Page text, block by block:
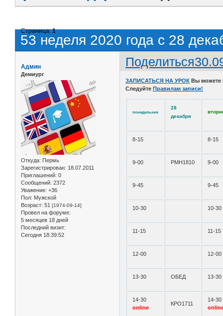
53 неделя 2020 года с 28
Страница:1
Поделиться
Админ
Демиург
Откуда: Пермь
Зарегистрирован: 18.07.2011
Приглашений: 0
Сообщений: 2372
Уважение: +36
Пол: Мужской
Возраст: 51 [1974-09-14]
Провел на форуме:
5 месяцев 18 дней
Последний визит:
Сегодня 18:39:52
ЗАПИСАТЬСЯ НА УРОК Вы
Следуйте Правилам записи!
понедельник
28
декабря
8-15 8-15
9-00 РМН1810 9-00
9-45 9-45
10-30 10-30
11-15 11-15
12-00 12-00
13-30 ОБЕД 13-30
14-30
online
КРО1711
14-30